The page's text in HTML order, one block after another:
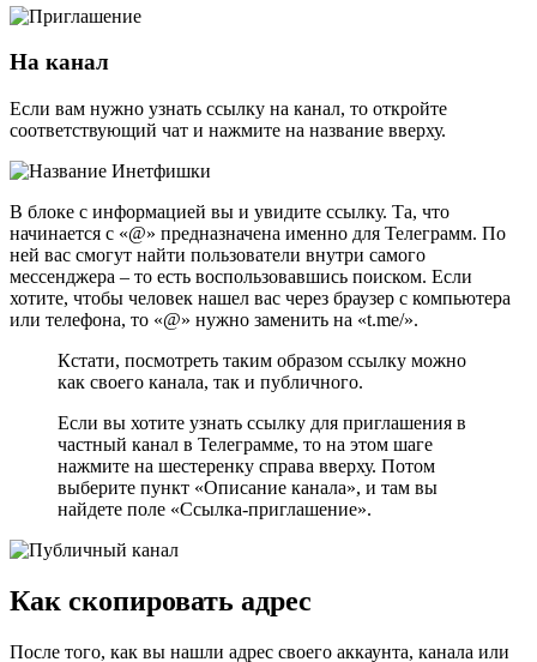
На канал
Если вам нужно узнать ссылку на канал, то откройте
соответствующий чат и нажмите на название вверху.
В блоке с информацией вы и увидите ссылку. Та, что
начинается с «@» предназначена именно для Телеграмм. По
ней вас смогут найти пользователи внутри самого
мессенджера – то есть воспользовавшись поиском. Если
хотите, чтобы человек нашел вас через браузер с компьютера
или телефона, то «@» нужно заменить на «t.me/».
Кстати, посмотреть таким образом ссылку можно
как своего канала, так и публичного.
Если вы хотите узнать ссылку для приглашения в
частный канал в Телеграмме, то на этом шаге
нажмите на шестеренку справа вверху. Потом
выберите пункт «Описание канала», и там вы
найдете поле «Ссылка-приглашение».
Как скопировать адрес
После того, как вы нашли адрес своего аккаунта, канала или